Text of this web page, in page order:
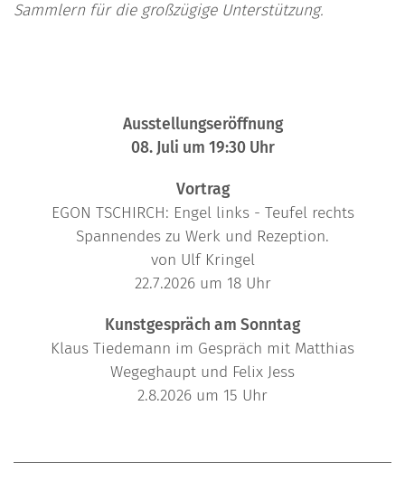
Sammlern für die großzügige Unterstützung.
Ausstellungseröffnung
08. Juli um 19:30 Uhr
Vortrag
EGON TSCHIRCH: Engel links - Teufel rechts
Spannendes zu Werk und Rezeption.
von Ulf Kringel
22.7.2026 um 18 Uhr
Kunstgespräch am Sonntag
Klaus Tiedemann im Gespräch mit Matthias
Wegeghaupt und Felix Jess
2.8.2026 um 15 Uhr